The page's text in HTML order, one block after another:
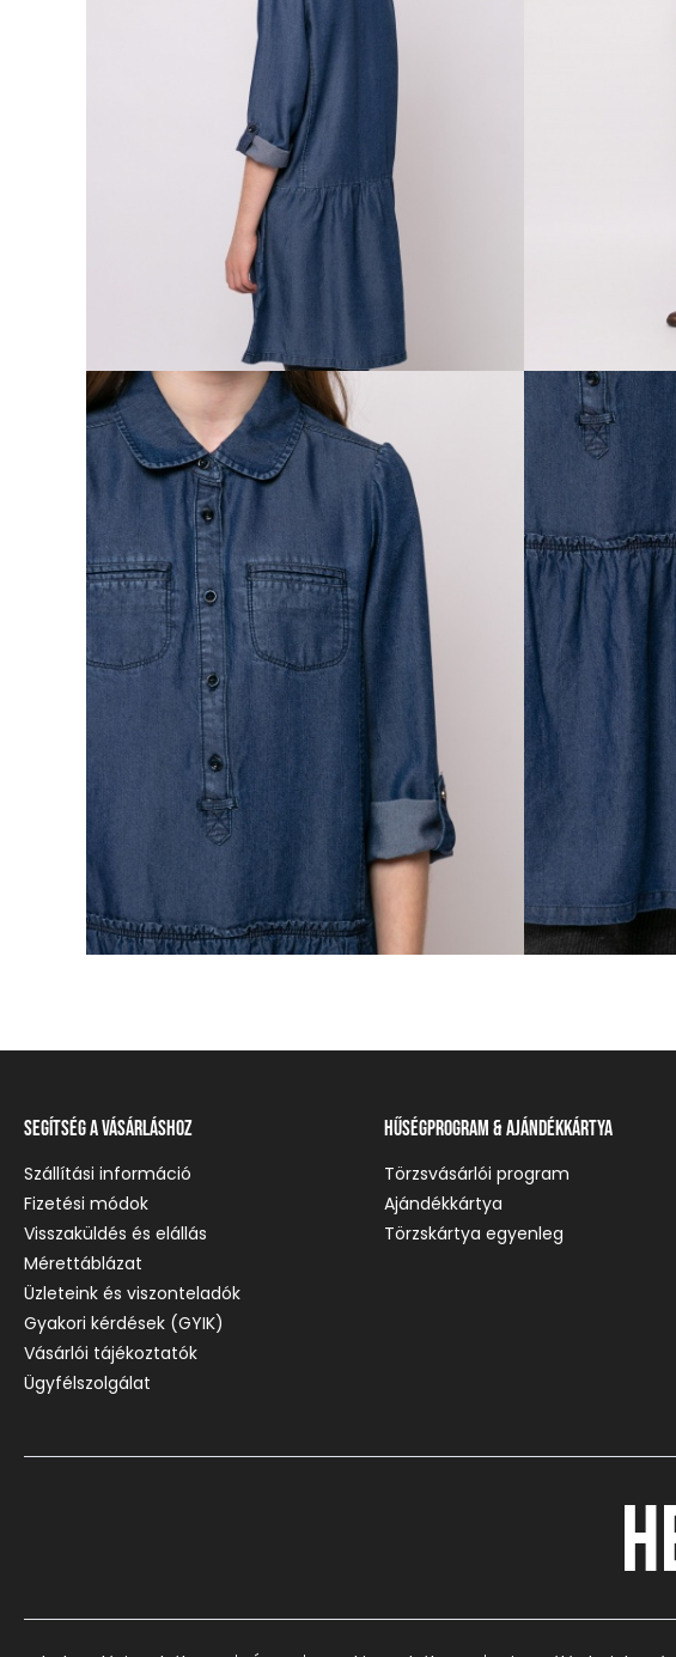
Segítség a vásárláshoz
Szállítási információ
Fizetési módok
Visszaküldés és elállás
Mérettáblázat
Üzleteink és viszonteladók
Gyakori kérdések (GYIK)
Vásárlói tájékoztatók
Ügyfélszolgálat
Hűségprogram & Ajándékkártya
Törzsvásárlói program
Ajándékkártya
Törzskártya egyenleg